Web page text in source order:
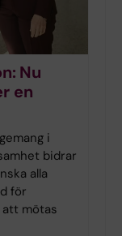
Nu
en
i
bidrar
alla
för
mötas